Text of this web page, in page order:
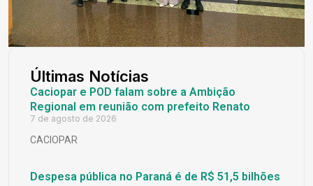
Últimas Notícias
Caciopar e POD falam sobre a Ambição
Regional em reunião com prefeito Renato
7 de agosto de 2026
CACIOPAR
Despesa pública no Paraná é de R$ 51,5 bilhões